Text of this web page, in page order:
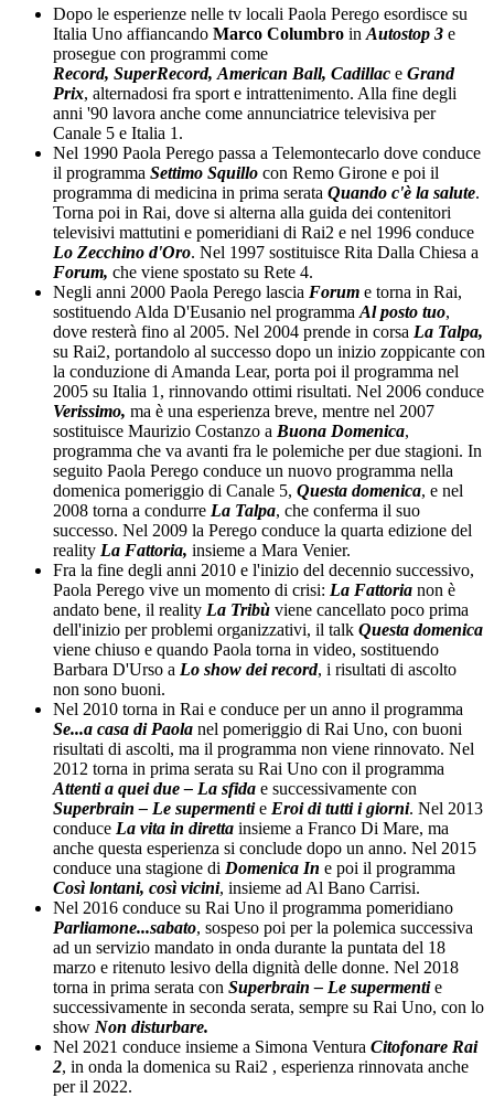
Dopo le esperienze nelle tv locali Paola Perego esordisce su
Italia Uno affiancando Marco Columbro in Autostop 3 e
prosegue con programmi come
Record, SuperRecord, American Ball, Cadillac e Grand
Prix, alternadosi fra sport e intrattenimento. Alla fine degli
anni '90 lavora anche come annunciatrice televisiva per
Canale 5 e Italia 1.
Nel 1990 Paola Perego passa a Telemontecarlo dove conduce
il programma Settimo Squillo con Remo Girone e poi il
programma di medicina in prima serata Quando c'è la salute.
Torna poi in Rai, dove si alterna alla guida dei contenitori
televisivi mattutini e pomeridiani di Rai2 e nel 1996 conduce
Lo Zecchino d'Oro. Nel 1997 sostituisce Rita Dalla Chiesa a
Forum, che viene spostato su Rete 4.
Negli anni 2000 Paola Perego lascia Forum e torna in Rai,
sostituendo Alda D'Eusanio nel programma Al posto tuo,
dove resterà fino al 2005. Nel 2004 prende in corsa La Talpa,
su Rai2, portandolo al successo dopo un inizio zoppicante con
la conduzione di Amanda Lear, porta poi il programma nel
2005 su Italia 1, rinnovando ottimi risultati. Nel 2006 conduce
Verissimo, ma è una esperienza breve, mentre nel 2007
sostituisce Maurizio Costanzo a Buona Domenica,
programma che va avanti fra le polemiche per due stagioni. In
seguito Paola Perego conduce un nuovo programma nella
domenica pomeriggio di Canale 5, Questa domenica, e nel
2008 torna a condurre La Talpa, che conferma il suo
successo. Nel 2009 la Perego conduce la quarta edizione del
reality La Fattoria, insieme a Mara Venier.
Fra la fine degli anni 2010 e l'inizio del decennio successivo,
Paola Perego vive un momento di crisi: La Fattoria non è
andato bene, il reality La Tribù viene cancellato poco prima
dell'inizio per problemi organizzativi, il talk Questa domenica
viene chiuso e quando Paola torna in video, sostituendo
Barbara D'Urso a Lo show dei record, i risultati di ascolto
non sono buoni.
Nel 2010 torna in Rai e conduce per un anno il programma
Se...a casa di Paola nel pomeriggio di Rai Uno, con buoni
risultati di ascolti, ma il programma non viene rinnovato. Nel
2012 torna in prima serata su Rai Uno con il programma
Attenti a quei due – La sfida e successivamente con
Superbrain – Le supermentie Eroi di tutti i giorni. Nel 2013
conduce La vita in diretta insieme a Franco Di Mare, ma
anche questa esperienza si conclude dopo un anno. Nel 2015
conduce una stagione di Domenica In e poi il programma
Così lontani, così vicini, insieme ad Al Bano Carrisi.
Nel 2016 conduce su Rai Uno il programma pomeridiano
Parliamone...sabato, sospeso poi per la polemica successiva
ad un servizio mandato in onda durante la puntata del 18
marzo e ritenuto lesivo della dignità delle donne. Nel 2018
torna in prima serata con Superbrain – Le supermenti e
successivamente in seconda serata, sempre su Rai Uno, con lo
show Non disturbare.
Nel 2021 conduce insieme a Simona Ventura Citofonare Rai
2, in onda la domenica su Rai2 , esperienza rinnovata anche
per il 2022.